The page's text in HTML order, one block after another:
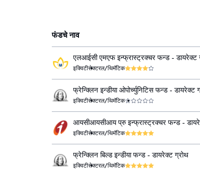
फंडचे नाव
एलआईसी एमएफ इन्फ्रास्ट्रक्चर फन्ड - डायरेक्ट
इक्विटीसेक्टरल/थिमॅटिक
फ्रेन्क्लिन इन्डीया ओपोर्च्युनिटिस फन्ड - डायरेक्ट
इक्विटीसेक्टरल/थिमॅटिक
आयसीआयसीआय प्रु इन्फ्रास्ट्रक्चर फन्ड -
इक्विटीसेक्टरल/थिमॅटिक
फ्रेन्क्लिन बिल्ड इन्डीया फन्ड - डायरेक्ट ग्रोथ
इक्विटीसेक्टरल/थिमॅटिक